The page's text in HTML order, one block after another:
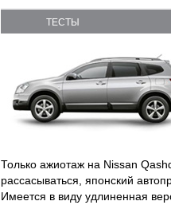
ТЕСТЫ
Только ажиотаж на Nissan
рассасываться, японский
Имеется в виду удлиненная